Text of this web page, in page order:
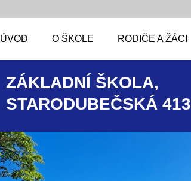
ÚVOD O ŠKOLE RODIČE A ŽÁCI
ZÁKLADNÍ ŠKOLA,
STARODUBEČSKÁ 413